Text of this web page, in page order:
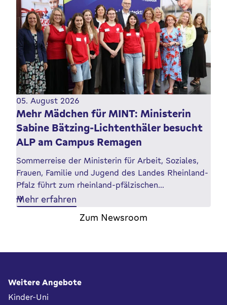
05. August 2026
Mehr Mädchen für MINT: Ministerin
Sabine Bätzing-Lichtenthäler besucht
ALP am Campus Remagen
Sommerreise der Ministerin für Arbeit, Soziales,
Frauen, Familie und Jugend des Landes Rheinland-
Pfalz führt zum rheinland-pfälzischen…
Mehr erfahren
Zum Newsroom
Fußbereich
Weitere Angebote
Kinder-Uni